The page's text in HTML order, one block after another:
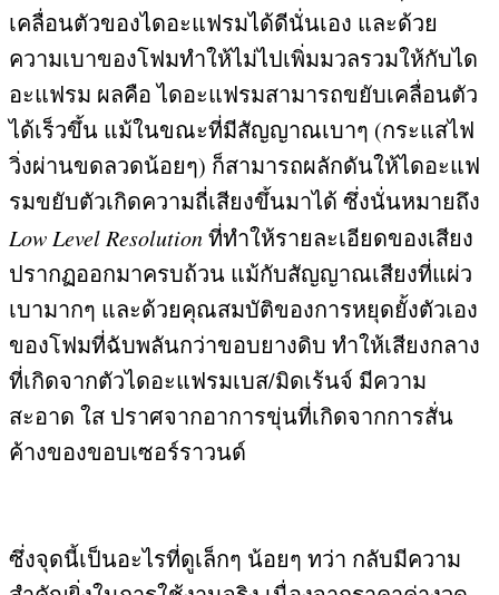
เคลื่อนตัวของไดอะแฟรมได้ดีนั่นเอง และด้วย
ความเบาของโฟมทำให้ไม่ไปเพิ่มมวลรวมให้กับได
อะแฟรม ผลคือ ไดอะแฟรมสามารถขยับเคลื่อนตัว
ได้เร็วขึ้น แม้ในขณะที่มีสัญญาณเบาๆ (กระแสไฟ
วิ่งผ่านขดลวดน้อยๆ) ก็สามารถผลักดันให้ไดอะแฟ
รมขยับตัวเกิดความถี่เสียงขึ้นมาได้ ซึ่งนั่นหมายถึง
Low Level Resolutionที่ทำให้รายละเอียดของเสียง
ปรากฏออกมาครบถ้วน แม้กับสัญญาณเสียงที่แผ่ว
เบามากๆ และด้วยคุณสมบัติของการหยุดยั้งตัวเอง
ของโฟมที่ฉับพลันกว่าขอบยางดิบ ทำให้เสียงกลาง
ที่เกิดจากตัวไดอะแฟรมเบส/มิดเร้นจ์ มีความ
สะอาด ใส ปราศจากอาการขุ่นที่เกิดจากการสั่น
ค้างของขอบเซอร์ราวนด์
ซึ่งจุดนี้เป็นอะไรที่ดูเล็กๆ น้อยๆ ทว่า กลับมีความ